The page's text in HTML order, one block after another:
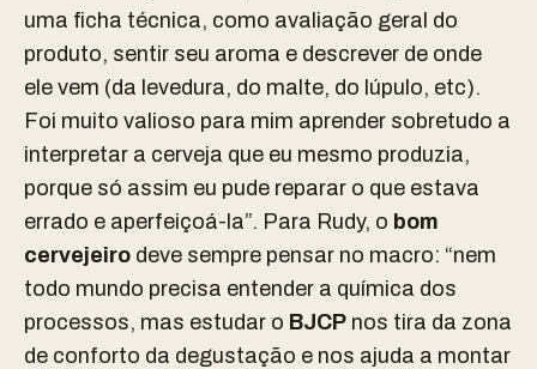
uma ficha técnica, como avaliação geral do
produto, sentir seu aroma e descrever de onde
ele vem (da levedura, do malte, do lúpulo, etc).
Foi muito valioso para mim aprender sobretudo a
interpretar a cerveja que eu mesmo produzia,
porque só assim eu pude reparar o que estava
errado e aperfeiçoá-la”. Para Rudy, o bom
cervejeiro deve sempre pensar no macro: “nem
todo mundo precisa entender a química dos
processos, mas estudar o BJCP nos tira da zona
de conforto da degustação e nos ajuda a montar